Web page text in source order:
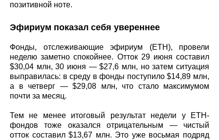
позитивной ноте.
Эфириум показал себя увереннее
Фонды, отслеживающие эфириум (ETH), провели
неделю заметно спокойнее. Отток 29 июня составил
$30,04 млн, 30 июня — $27,6 млн, но затем ситуация
выправилась: в среду в фонды поступило $14,89 млн,
а в четверг — $29,08 млн, что стало максимумом
почти за месяц.
Тем не менее итоговый результат недели у ETH-
фондов тоже оказался отрицательным — чистый
отток составил $13,67 млн. Это уже восьмая подряд